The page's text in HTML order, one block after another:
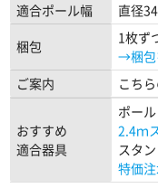
適合ポール幅
直径
梱包
1枚ず
→梱包
ご案内
こち
おすすめ
適合器具
ポール
2.4ｍ
スタ
特価注